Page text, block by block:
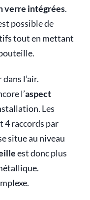
verre intégrées.
possible de
tout en mettant
l’air.
l’aspect
Les
4 raccords par
situe au niveau
est donc plus